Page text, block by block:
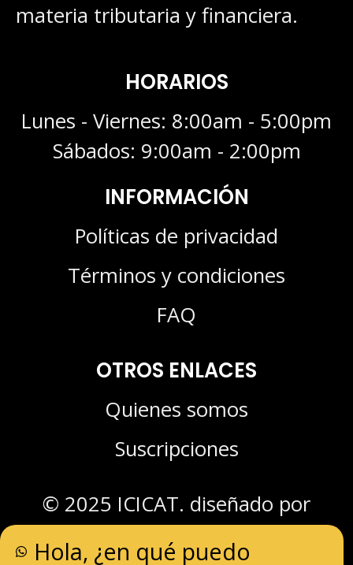
materia tributaria y financiera.
HORARIOS
Lunes - Viernes: 8:00am - 5:00pm
Sábados: 9:00am - 2:00pm
INFORMACIÓN
Políticas de privacidad
Términos y condiciones
FAQ
OTROS ENLACES
Quienes somos
Suscripciones
© 2025 ICICAT. diseñado por
Sistemas Olympia
Hola, ¿en qué puedo